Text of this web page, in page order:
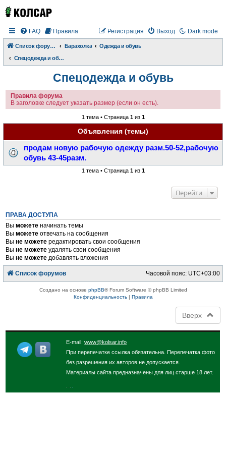
Dark mode
FAQ Правила Выход
Регистрация
Список форумов Барахолка
Одежда и обувь
Спецодежда и обувь
Спецодежда и обувь
Правила форума
В заголовке следует указать размер (если он есть).
1 тема • Страница 1из 1
Объявления (темы)
продам новую рабочую одежду разм.50-52,рабочую
обувь 43-45разм.
1 тема • Страница 1из 1
Перейти
ПРАВА ДОСТУПА
Выможете начинать темы
Выможете отвечать на сообщения
Выне можете редактировать свои сообщения
Выне можете удалять свои сообщения
Выне можете добавлять вложения
Список форумов Часовой пояс: UTC+03:00
Создано на основе phpBB® Forum Software © phpBB Limited
Конфиденциальность| Правила
Вверх
E-mail:www@kolsar.info
При перепечатке ссылка обязательна. Перепечатка фото
без разрешения их авторов не допускается.
Материалы сайта предназначены для лиц старше 18 лет.